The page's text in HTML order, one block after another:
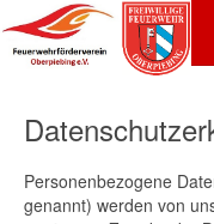
Personenbezogene
genannt) werden von